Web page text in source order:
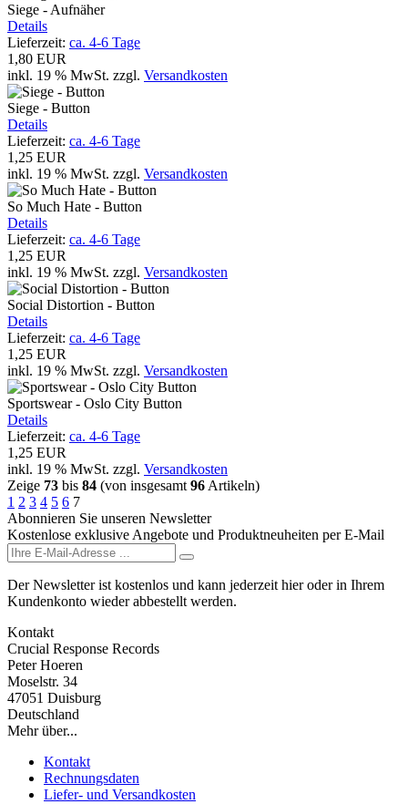
Siege - Aufnäher
Details
Lieferzeit: ca. 4-6 Tage
1,80 EUR
inkl. 19 % MwSt. zzgl. Versandkosten
Siege - Button
Details
Lieferzeit: ca. 4-6 Tage
1,25 EUR
inkl. 19 % MwSt. zzgl. Versandkosten
So Much Hate - Button
Details
Lieferzeit: ca. 4-6 Tage
1,25 EUR
inkl. 19 % MwSt. zzgl. Versandkosten
Social Distortion - Button
Details
Lieferzeit: ca. 4-6 Tage
1,25 EUR
inkl. 19 % MwSt. zzgl. Versandkosten
Sportswear - Oslo City Button
Details
Lieferzeit: ca. 4-6 Tage
1,25 EUR
inkl. 19 % MwSt. zzgl. Versandkosten
Zeige 73 bis 84 (von insgesamt 96 Artikeln)
1 2 3 4 5 6 7
Abonnieren Sie unseren Newsletter
Kostenlose exklusive Angebote und Produktneuheiten per E-Mail
Der Newsletter ist kostenlos und kann jederzeit hier oder in Ihrem
Kundenkonto wieder abbestellt werden.
Kontakt
Crucial Response Records
Peter Hoeren
Moselstr. 34
47051 Duisburg
Deutschland
Mehr über...
Kontakt
Rechnungsdaten
Liefer- und Versandkosten